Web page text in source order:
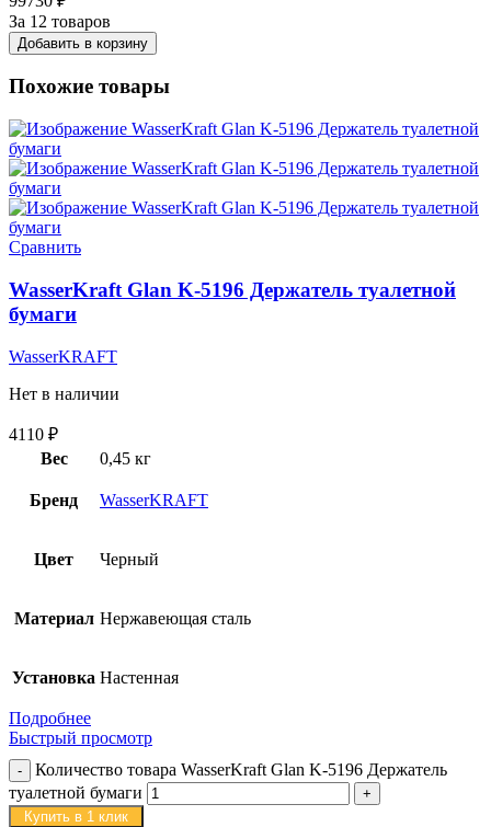
За 12 товаров
Добавить в корзину
Похожие товары
Сравнить
WasserKraft Glan K-5196 Держатель туалетной
бумаги
WasserKRAFT
Нет в наличии
4110 ₽
Вес
0,45 кг
Бренд WasserKRAFT
Цвет Черный
Материал Нержавеющая сталь
Установка Настенная
Подробнее
Быстрый просмотр
Количество товара WasserKraft Glan K-5196 Держатель
туалетной бумаги
Купить в 1 клик